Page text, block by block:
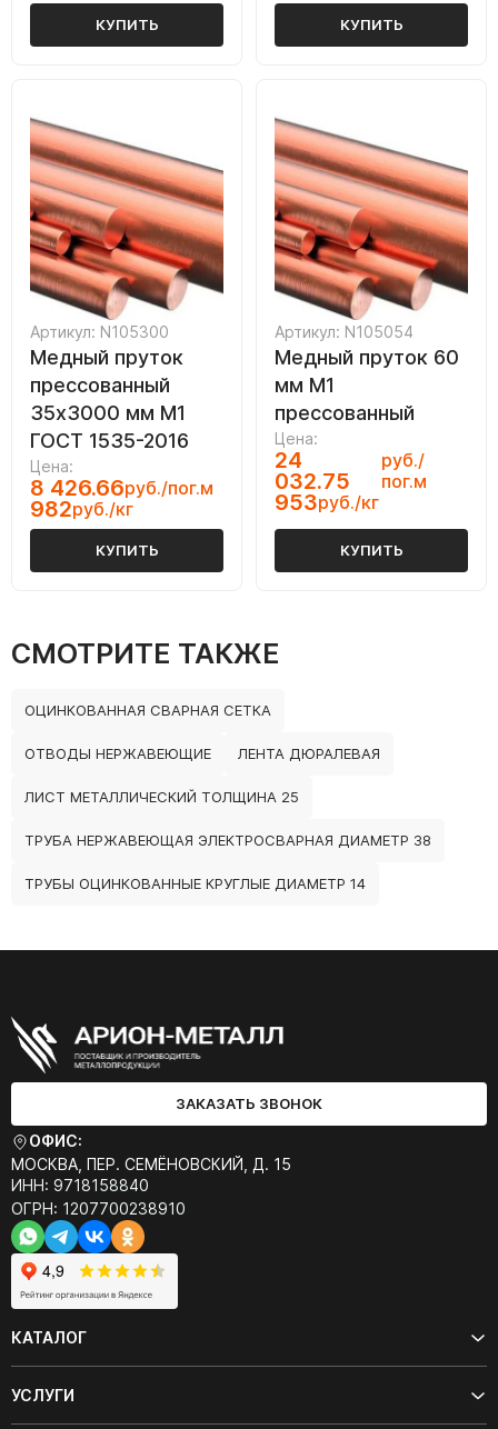
КУПИТЬ КУПИТЬ
Артикул: N105300
Медный пруток
прессованный
35х3000 мм М1
ГОСТ 1535-2016
Цена:
8 426.66руб./пог.м
982руб./кг
КУПИТЬ
Артикул: N105054
Медный пруток 60
мм М1
прессованный
Цена:
24
032.75
руб./
пог.м
953руб./кг
КУПИТЬ
СМОТРИТЕ ТАКЖЕ
ОЦИНКОВАННАЯ СВАРНАЯ СЕТКА
ОТВОДЫ НЕРЖАВЕЮЩИЕ ЛЕНТА ДЮРАЛЕВАЯ
ЛИСТ МЕТАЛЛИЧЕСКИЙ ТОЛЩИНА 25
ТРУБА НЕРЖАВЕЮЩАЯ ЭЛЕКТРОСВАРНАЯ ДИАМЕТР 38
ТРУБЫ ОЦИНКОВАННЫЕ КРУГЛЫЕ ДИАМЕТР 14
ЗАКАЗАТЬ ЗВОНОК
ОФИС:
МОСКВА, ПЕР. СЕМЁНОВСКИЙ, Д. 15
ИНН: 9718158840
ОГРН: 1207700238910
КАТАЛОГ
УСЛУГИ